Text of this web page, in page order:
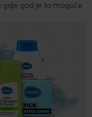
god je to moguće.